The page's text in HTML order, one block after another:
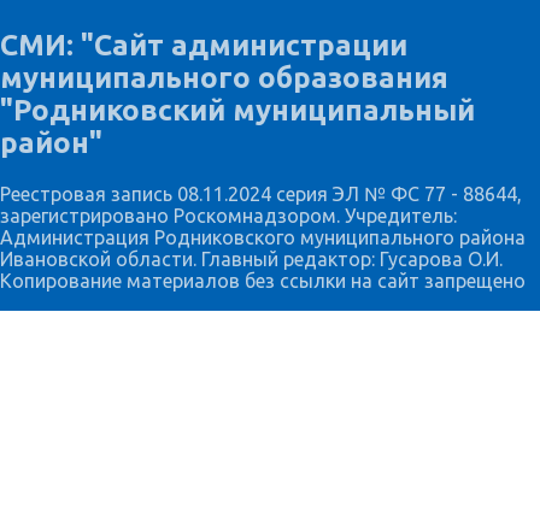
СМИ: "Сайт администрации
муниципального образования
"Родниковский муниципальный
район"
Реестровая запись 08.11.2024 серия ЭЛ № ФС 77 - 88644,
зарегистрировано Роскомнадзором. Учредитель:
Администрация Родниковского муниципального района
Ивановской области. Главный редактор: Гусарова О.И.
Копирование материалов без ссылки на сайт запрещено